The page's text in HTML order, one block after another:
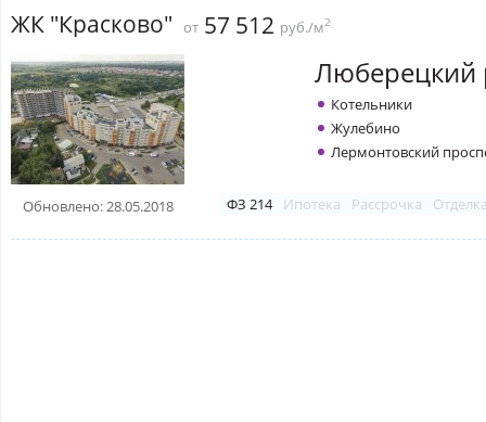
ЖК "Красково" от 57 512 руб./м2
Обновлено: 28.05.2018
Люберецкий
Котельники
Жулебино
Лермонтовский
ФЗ 214 Ипотека Рассрочка